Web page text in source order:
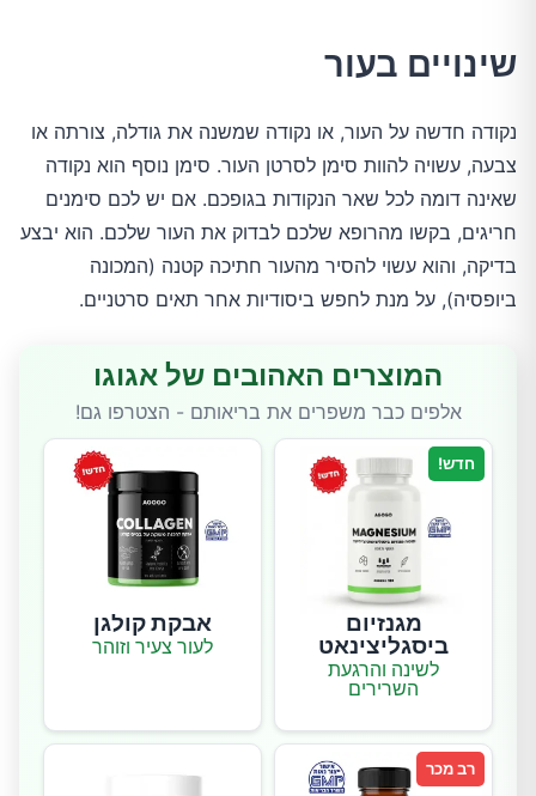
שינויים בעור
נקודה חדשה על העור, או נקודה שמשנה את גודלה, צורתה או
צבעה, עשויה להוות סימן לסרטן העור. סימן נוסף הוא נקודה
שאינה דומה לכל שאר הנקודות בגופכם. אם יש לכם סימנים
חריגים, בקשו מהרופא שלכם לבדוק את העור שלכם. הוא יבצע
בדיקה, והוא עשוי להסיר מהעור חתיכה קטנה (המכונה
ביופסיה), על מנת לחפש ביסודיות אחר תאים סרטניים.
המוצרים האהובים של אגוגו
אלפים כבר משפרים את בריאותם - הצטרפו גם!
חדש!
מגנזיום
ביסגליצינאט
לשינה והרגעת
השרירים
אבקת קולגן
לעור צעיר וזוהר
רב מכר